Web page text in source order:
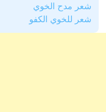
شعر مدح الخوي
شعر للخوي الكفو